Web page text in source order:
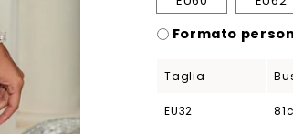
Formato
Taglia
EU32